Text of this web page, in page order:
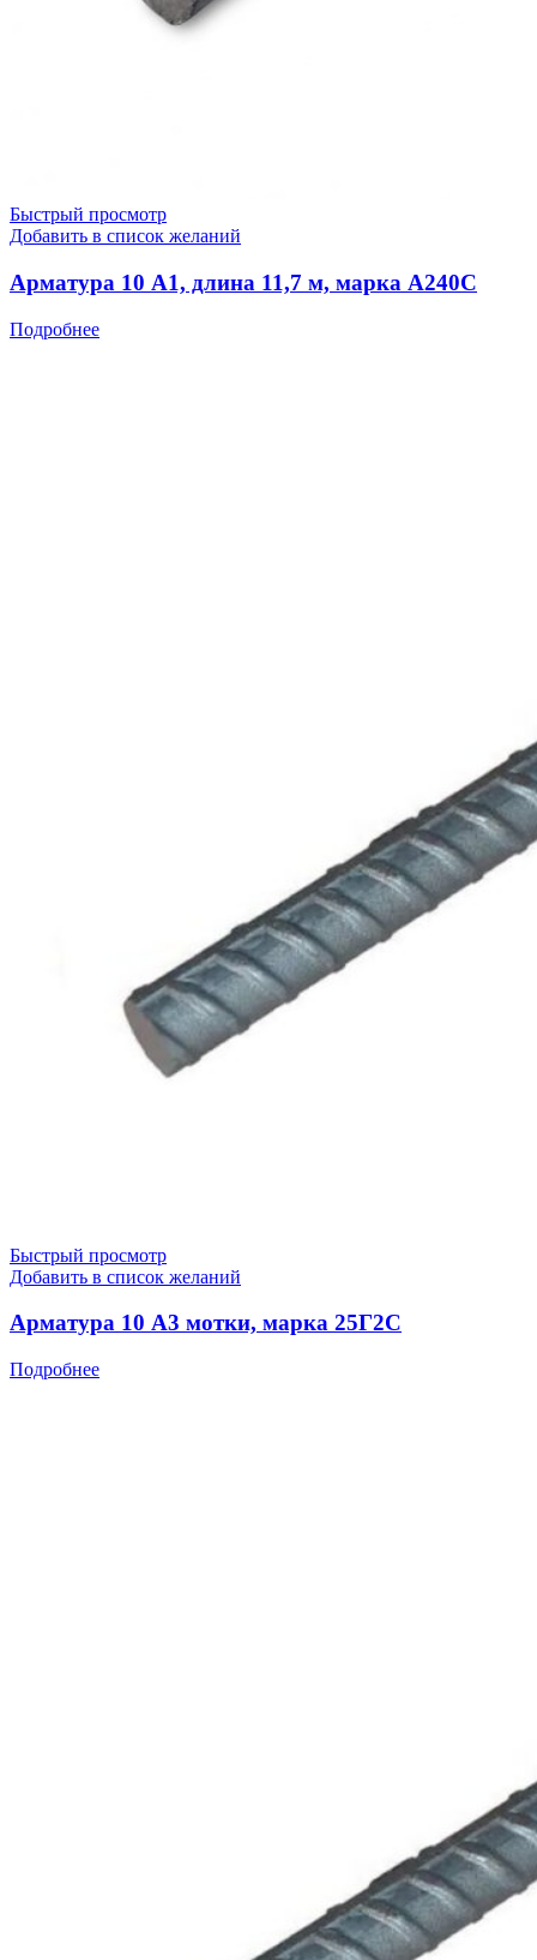
Быстрый просмотр
Добавить в список желаний
Арматура 10 А1, длина 11,7 м, марка А240С
Подробнее
Быстрый просмотр
Добавить в список желаний
Арматура 10 А3 мотки, марка 25Г2С
Подробнее